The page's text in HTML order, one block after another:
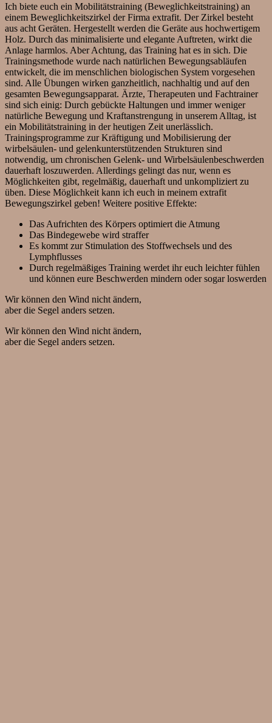
Ich biete euch ein Mobilitätstraining (Beweglichkeitstraining) an
einem Beweglichkeitszirkel der Firma extrafit. Der Zirkel besteht
aus acht Geräten. Hergestellt werden die Geräte aus hochwertigem
Holz. Durch das minimalisierte und elegante Auftreten, wirkt die
Anlage harmlos. Aber Achtung, das Training hat es in sich. Die
Trainingsmethode wurde nach natürlichen Bewegungsabläufen
entwickelt, die im menschlichen biologischen System vorgesehen
sind. Alle Übungen wirken ganzheitlich, nachhaltig und auf den
gesamten Bewegungsapparat. Ärzte, Therapeuten und Fachtrainer
sind sich einig: Durch gebückte Haltungen und immer weniger
natürliche Bewegung und Kraftanstrengung in unserem Alltag, ist
ein Mobilitätstraining in der heutigen Zeit unerlässlich.
Trainingsprogramme zur Kräftigung und Mobilisierung der
wirbelsäulen- und gelenkunterstützenden Strukturen sind
notwendig, um chronischen Gelenk- und Wirbelsäulenbeschwerden
dauerhaft loszuwerden. Allerdings gelingt das nur, wenn es
Möglichkeiten gibt, regelmäßig, dauerhaft und unkompliziert zu
üben. Diese Möglichkeit kann ich euch in meinem extrafit
Bewegungszirkel geben! Weitere positive Effekte:
Das Aufrichten des Körpers optimiert die Atmung
Das Bindegewebe wird straffer
Es kommt zur Stimulation des Stoffwechsels und des
Lymphflusses
Durch regelmäßiges Training werdet ihr euch leichter fühlen
und können eure Beschwerden mindern oder sogar loswerden
Wir können den Wind nicht ändern,
aber die Segel anders setzen.
Wir können den Wind nicht ändern,
aber die Segel anders setzen.